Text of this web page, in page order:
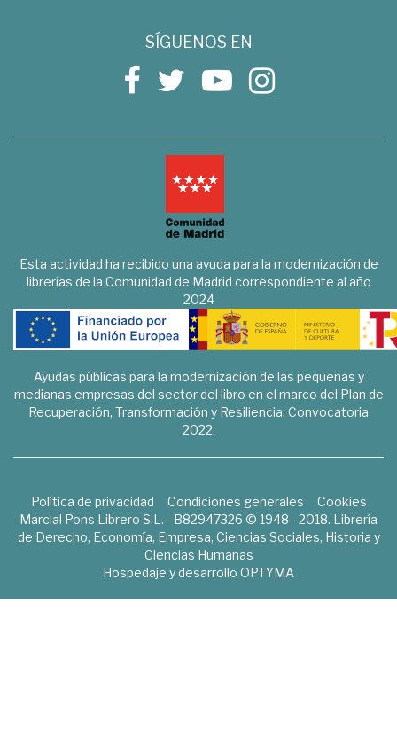
SÍGUENOS EN
Esta actividad ha recibido una ayuda para la modernización de
librerías de la Comunidad de Madrid correspondiente al año
2024
Ayudas públicas para la modernización de las pequeñas y
medianas empresas del sector del libro en el marco del Plan de
Recuperación, Transformación y Resiliencia. Convocatoria
2022.
Política de privacidad Condiciones generales
Cookies
Marcial Pons Librero S.L. - B82947326 © 1948 - 2018. Librería
de Derecho, Economía, Empresa, Ciencias Sociales, Historia y
Ciencias Humanas
Hospedaje y desarrollo OPTYMA